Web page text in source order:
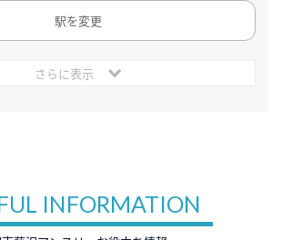
駅を変更
さらに表示
INFORMATION